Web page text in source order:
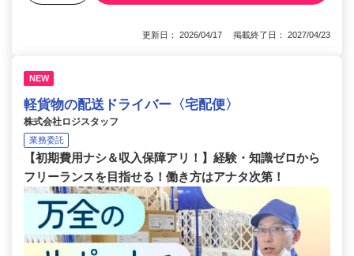
更新日： 2026/04/17 掲載終了日： 2027/04/23
NEW
軽貨物の配送ドライバー〈宅配便〉
株式会社ロジスタッフ
業務委託
【初期費用ナシ＆収入保障アリ！】経験・知識ゼロから
フリーランスを目指せる！働き方はアナタ次第！